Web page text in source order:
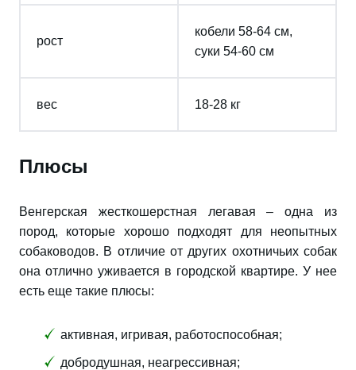
рост
кобели 58-64 см,
суки 54-60 см
вес 18-28 кг
Плюсы
Венгерская жесткошерстная легавая – одна из
пород, которые хорошо подходят для неопытных
собаководов. В отличие от других охотничьих собак
она отлично уживается в городской квартире. У нее
есть еще такие плюсы:
активная, игривая, работоспособная;
добродушная, неагрессивная;